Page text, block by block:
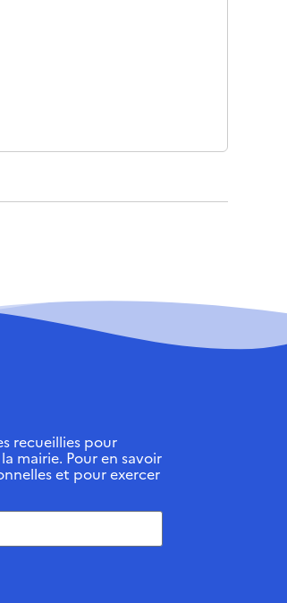
recueillies pour
mairie. Pour en savoir
et pour exercer